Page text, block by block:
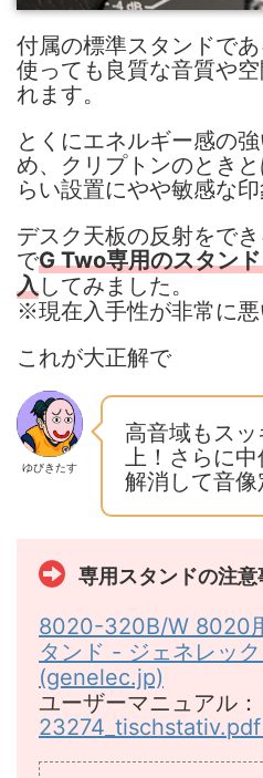
付属の標準スタンドで
使っても良質な音質や
れます。
とくにエネルギー感の
め、クリプトンのとき
らい設置にやや敏感な印
デスク天板の反射をで
でG Two専用のスタン
入してみました。
※現在入手性が非常に
これが大正解で
ゆびきたす
高音域もス
上！さらに
解消して音像
専用スタンドの注意
8020-320B/W 8020
タンド - ジェネレッ
(genelec.jp)
ユーザーマニュアル：